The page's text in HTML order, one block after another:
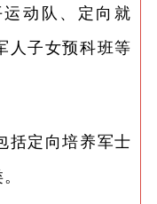
动队、定向就
人子女预科班等
括定向培养军士